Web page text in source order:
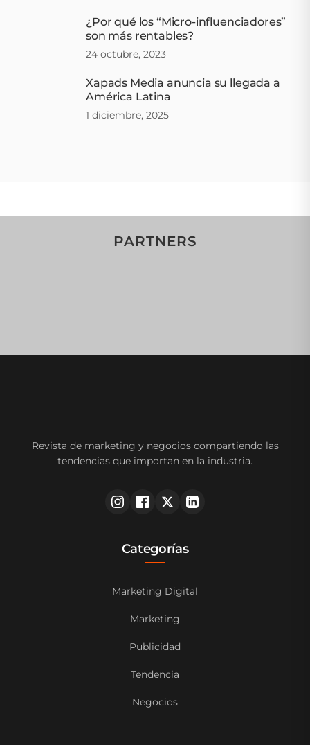
¿Por qué los “Micro-influenciadores”
son más rentables?
24 octubre, 2023
Xapads Media anuncia su llegada a
América Latina
1 diciembre, 2025
PARTNERS
Revista de marketing y negocios compartiendo las
tendencias que importan en la industria.
Categorías
Marketing Digital
Marketing
Publicidad
Tendencia
Negocios